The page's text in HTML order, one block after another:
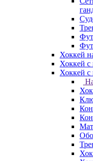
Хоккей
Хоккей с
Хоккей